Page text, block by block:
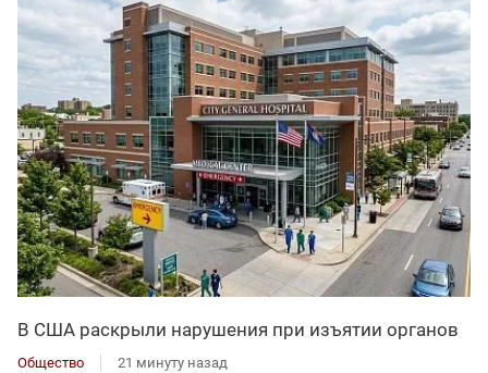
В США раскрыли нарушения при изъятии органов
Общество 21 минуту назад